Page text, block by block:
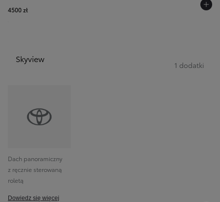
4500 zł
Skyview
1 dodatki
Dach panoramiczny
z ręcznie sterowaną
roletą
Dowiedz się więcej